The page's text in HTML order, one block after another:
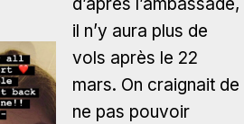
d’après l’ambassade,
il n’y aura plus de
vols après le 22
mars. On craignait de
ne pas pouvoir